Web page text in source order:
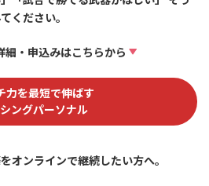
ください。
細・申込みはこちらから
力を最短で伸ばす
ングパーソナル
オンラインで継続したい方へ。